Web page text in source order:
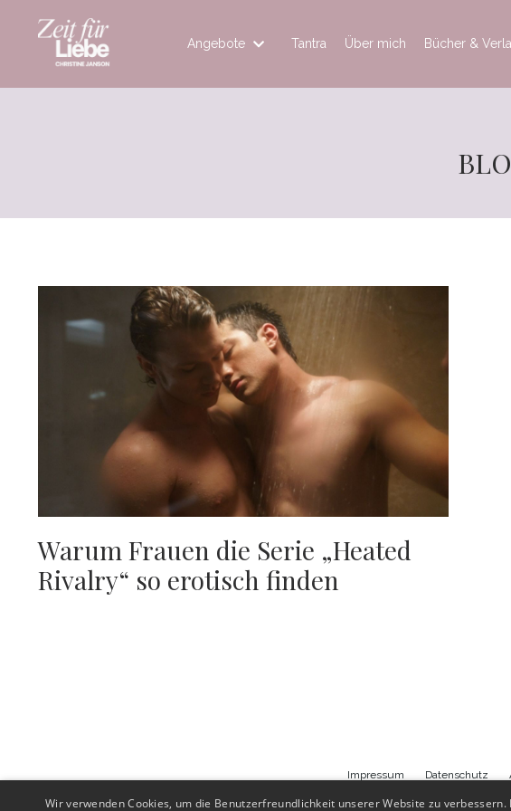
Angebote Tantra Über mich Bücher &
Warum Frauen die Serie „Heated
Rivalry“ so erotisch finden
Impressum Datenschutz
Wir verwenden Cookies, um die Benutzerfreundlichkeit unserer Website zu